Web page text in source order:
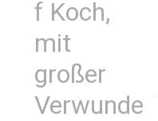
f Koch,
mit
großer
Verwunde